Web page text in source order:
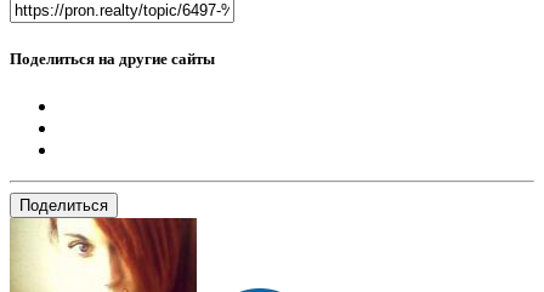
Поделиться на другие сайты
Поделиться